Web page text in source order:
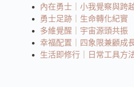
內在勇士｜小我覺察與跨
勇士足跡｜生命轉化紀實
多維覺醒｜宇宙源頭共振
幸福配置｜四象限兼顧成
生活即修行｜日常工具方